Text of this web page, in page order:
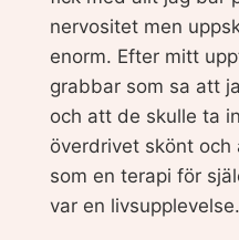
nervositet men
enorm. Efter mitt
grabbar som sa att
och att de skulle ta
överdrivet skönt
som en terapi för
var en livsupplevelse.